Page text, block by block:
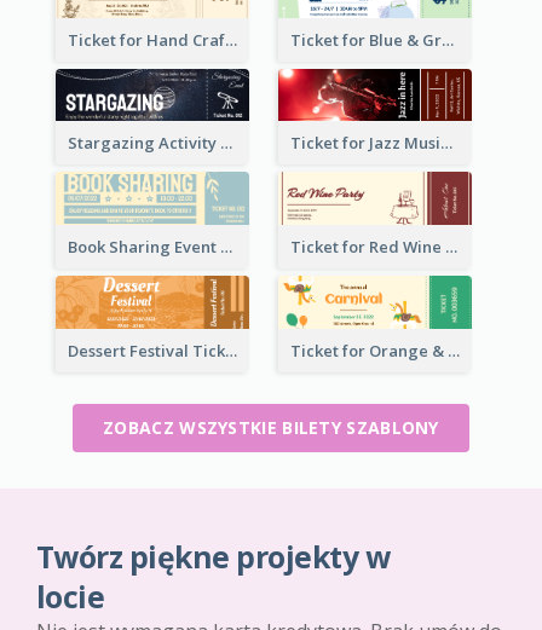
Ticket for Hand Craft Market Ticket for Blue & Green Book Fair
Stargazing Activity Ticket Ticket for Jazz Music Festival
Book Sharing Event Ticket Ticket for Red Wine Party
Dessert Festival Ticket With Details Ticket for Orange & Green Carnival
ZOBACZ WSZYSTKIE BILETY SZABLONY
Twórz piękne projekty w
locie